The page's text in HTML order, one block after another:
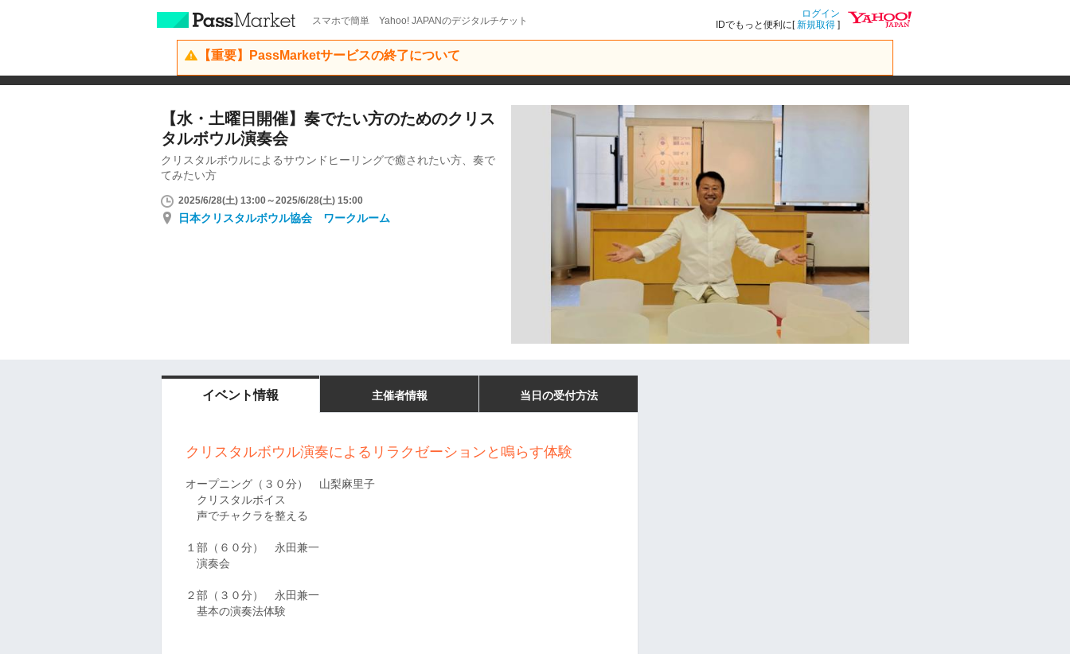
スマホで簡単 Yahoo! JAPANのデジタルチケット
ログイン
IDでもっと便利に[新規取得 ]
【重要】PassMarketサービスの終了について
【水・土曜日開催】奏でたい方のためのクリス
タルボウル演奏会
クリスタルボウルによるサウンドヒーリングで癒されたい方、奏で
てみたい方
2025/6/28(土) 13:00～2025/6/28(土) 15:00
日本クリスタルボウル協会 ワークルーム
イベント情報 主催者情報 当日の受付方法
クリスタルボウル演奏によるリラクゼーションと鳴らす体験
オープニング（３０分） 山梨麻里子
クリスタルボイス
声でチャクラを整える
１部（６０分） 永田兼一
演奏会
２部（３０分） 永田兼一
基本の演奏法体験